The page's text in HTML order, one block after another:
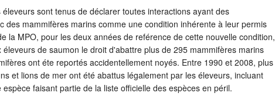
sont tenus de déclarer toutes interactions ayant des
des mammifères marins comme une condition inhérente à leur permis
la MPO, pour les deux années de reférence de cette nouvelle condition,
de saumon le droit d'abattre plus de 295 mammifères marins
ont éte reportés accidentellement noyés. Entre 1990 et 2008, plus
et lions de mer ont été abattus légalement par les éleveurs, incluant
faisant partie de la liste officielle des espèces en péril.